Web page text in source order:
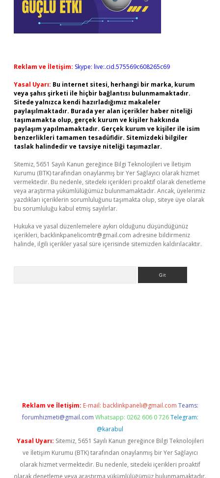
Reklam ve İletişim: Skype: live:.cid.575569c608265c69
Yasal Uyarı: Bu internet sitesi, herhangi bir marka, kurum
veya şahıs şirketi ile hiçbir bağlantısı bulunmamaktadır.
Sitede yalnızca kendi hazırladığımız makaleler
paylaşılmaktadır. Burada yer alan içerikler haber niteliği
taşımamakta olup, gerçek kurum ve kişiler hakkında
paylaşım yapılmamaktadır. Gerçek kurum ve kişiler ile isim
benzerlikleri tamamen tesadüfidir. Sitemizdeki bilgiler
taslak halindedir ve tavsiye niteliği taşımazlar.
Sitemiz, 5651 Sayılı Kanun gereğince Bilgi Teknolojileri ve İletişim
Kurumu (BTK) tarafından onaylanmış bir Yer Sağlayıcı olarak hizmet
vermektedir. Bu nedenle, sitedeki içerikleri proaktif olarak denetleme
veya araştırma yükümlülüğümüz bulunmamaktadır. Ancak, üyelerimiz
yazdıkları içeriklerin sorumluluğunu taşımakta olup, siteye üye olarak
bu sorumluluğu kabul etmiş sayılırlar.
Hukuka ve yasal düzenlemelere aykırı olduğunu düşündüğünüz
içerikleri, backlinkpanelicomtr@gmail.com adresine bildirmeniz
halinde, ilgili içerikler yasal süre içerisinde sitemizden kaldırılacaktır.
Reklam ve İletişim: E-mail: backlinkpaneli@gmail.com Teams:
forumhizmeti@gmail.com Whatsapp: 0262 606 0 726 Telegram:
@karabul
Yasal Uyarı: Sitemiz, 5651 Sayılı Kanun gereğince Bilgi Teknolojileri
ve İletişim Kurumu (BTK) tarafından onaylanmış bir Yer Sağlayıcı
olarak hizmet vermektedir. Bu nedenle, sitedeki içerikleri proaktif
olarak denetleme veya araştırma yükümlülüğümüz bulunmamaktadır.